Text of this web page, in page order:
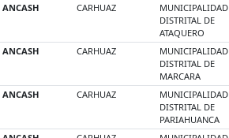
ANCASH CARHUAZ
MUNICIPALIDAD
DISTRITAL DE
ATAQUERO
ANCASH CARHUAZ
MUNICIPALIDAD
DISTRITAL DE
MARCARA
ANCASH CARHUAZ
MUNICIPALIDAD
DISTRITAL DE
PARIAHUANCA